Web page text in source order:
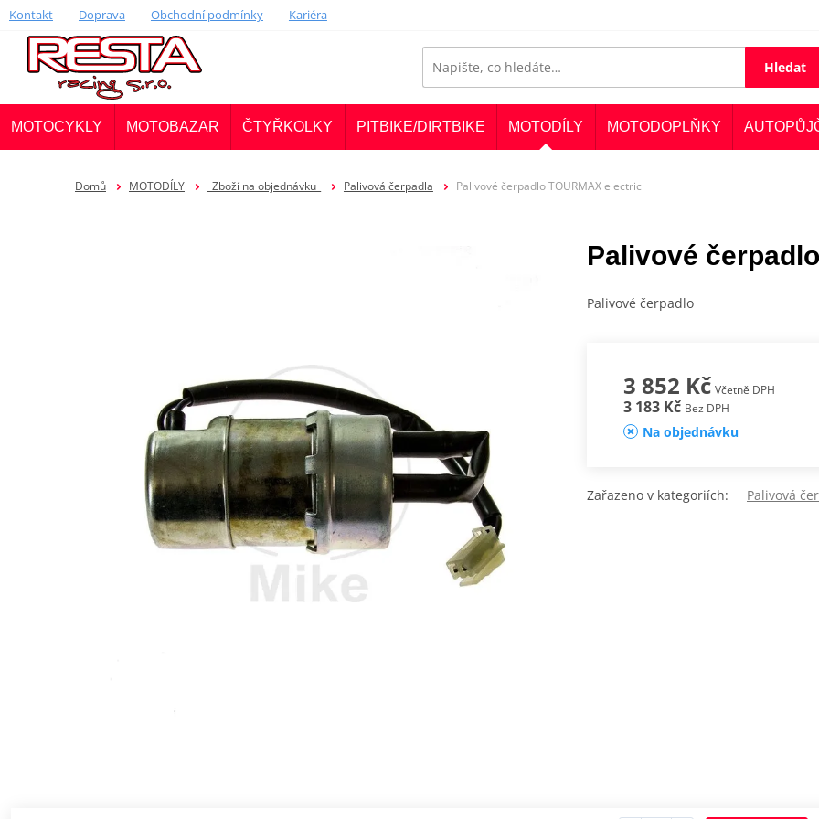
Kontakt Doprava Obchodní podmínky Kariéra
Hledat
MOTOCYKLY MOTOBAZAR ČTYŘKOLKY PITBIKE/DIRTBIKE MOTODÍLY MOTODOPLŇKY
Domů MOTODÍLY _Zboží na objednávku_ Palivová čerpadla Palivové čerpadlo TOURMAX electric
Palivové
Palivové čerpadlo
3 852 Kč Včetně DPH
3 183 Kč Bez DPH
Na objednávku
Zařazeno v kategoriích: Palivová